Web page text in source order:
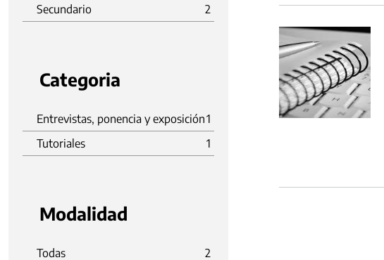
Secundario
2
Categoria
Entrevistas, ponencia y exposición1
Tutoriales
1
Modalidad
Todas 2